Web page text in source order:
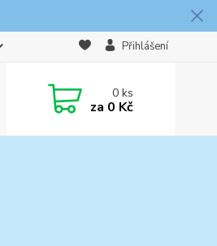
Přihlášení
0ks
za 0 Kč